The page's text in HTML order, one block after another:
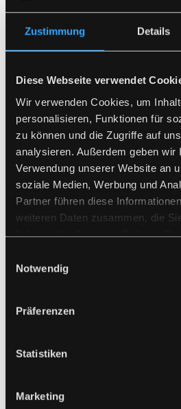
Zustimmung Details
Diese Webseite verwendet
Wir verwenden Cookies, um
personalisieren, Funktionen für
zu können und die Zugriffe auf
analysieren. Außerdem geben wir
Verwendung unserer Website an
soziale Medien, Werbung und
Partner führen diese
weiteren Daten zusammen, die
Notwendig
Präferenzen
Statistiken
Marketing
Sa: 05.00 - 07.00 Uhr, 14.00
Mittwoch, Donnerstag,
finden Sie uns auf
Kenntnis genommen. Ich